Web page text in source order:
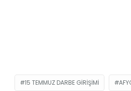
15 TEMMUZ DARBE GIRIŞIMI